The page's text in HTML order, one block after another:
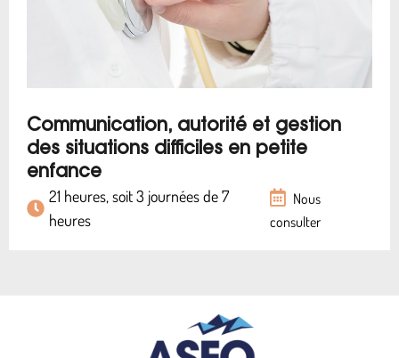
Communication, autorité et gestion
des situations difficiles en petite
enfance
21 heures, soit 3 journées de 7
heures
Nous
consulter